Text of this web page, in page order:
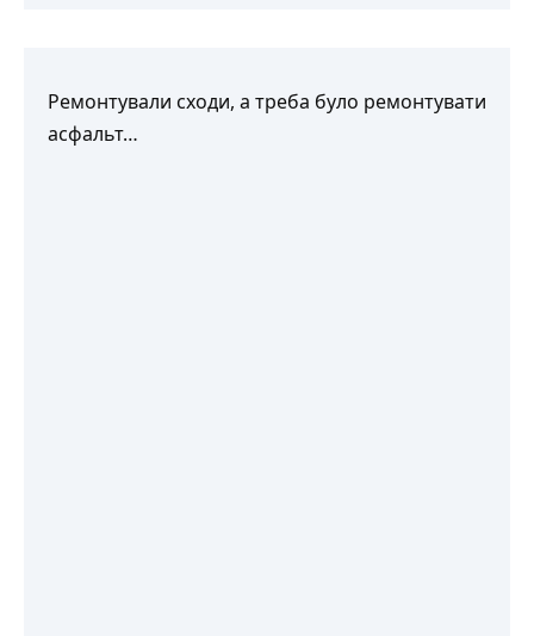
Ремонтували сходи, а треба було ремонтувати
асфальт…